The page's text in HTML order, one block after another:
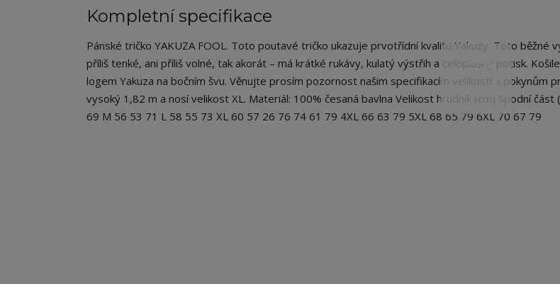
Kompletní specifikace
Pánské tričko YAKUZA FOOL. Toto poutavé tričko ukazuje prvotřídní kvalitu Yakuzy. Toto běžné
příliš tenké, ani příliš volné, tak akorát – má krátké rukávy, kulatý výstřih a celoplošný potisk.
logem Yakuza na bočním švu. Věnujte prosím pozornost našim specifikacím velikostí a pokynům
vysoký 1,82 m a nosí velikost XL. Materiál: 100% česaná bavlna Velikost hrudník (cm) Spodní část
69 M 56 53 71 L 58 55 73 XL 60 57 26 76 74 61 79 4XL 66 63 79 5XL 68 65 79 6XL 70 67 79